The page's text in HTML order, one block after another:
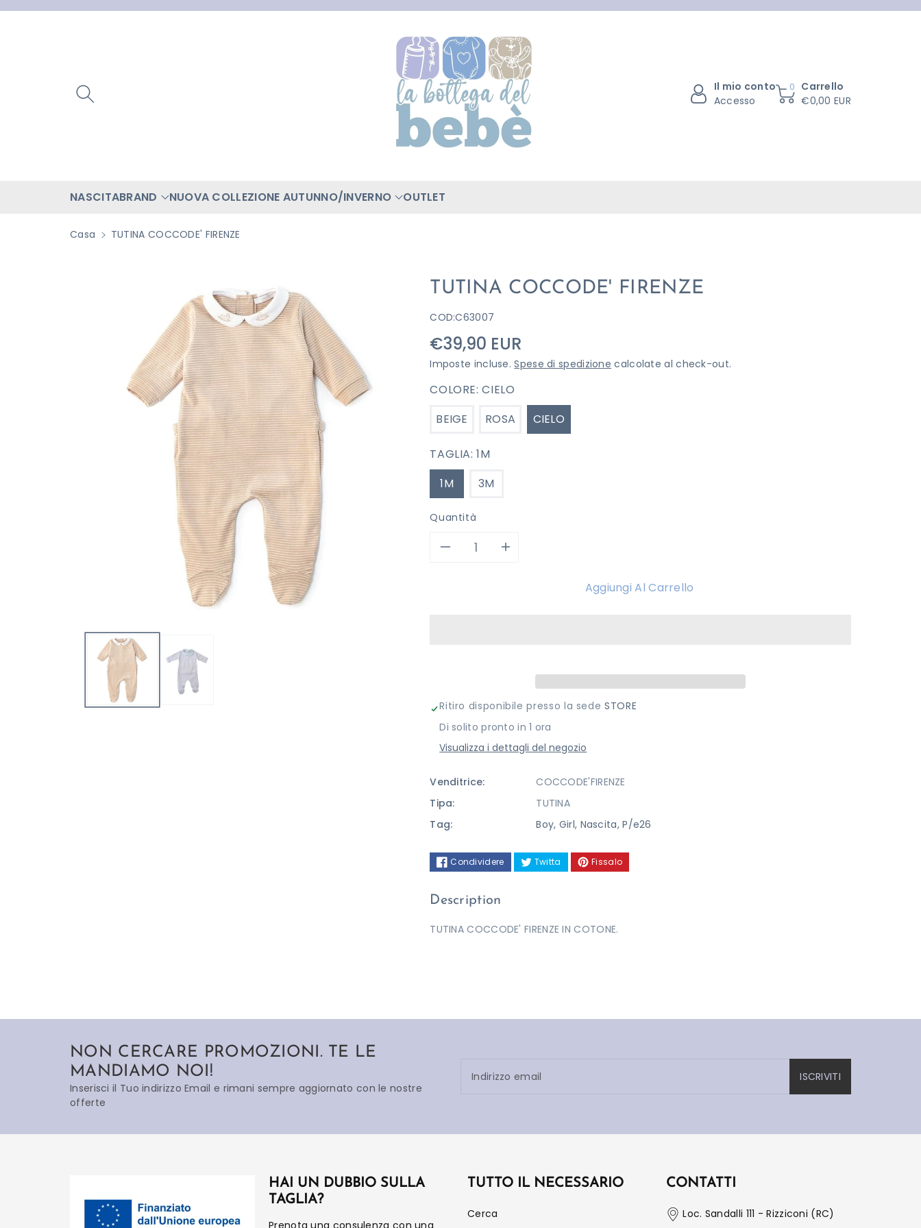
Il mio conto
Accesso
0
Carrello
€0,00 EUR
NASCITABRAND NUOVA COLLEZIONE AUTUNNO/INVERNO OUTLET
Casa TUTINA COCCODE' FIRENZE
TUTINA COCCODE' FIRENZE
COD:C63007
Prezzo
di
listino
€39,90 EUR
Imposte incluse.Spese di spedizione calcolate al check-out.
COLORE:CIELO
BEIGE
ROSA CIELO
TAGLIA:1M
1M
3M
Quantità
Diminuisci
COCCODE&#39;
FIRENZE
Aumenta
quantità
COCCODE&#39;
FIRENZE
Aggiungi Al Carrello
Ritiro disponibile presso la sedeSTORE
Di solito pronto in 1 ora
Visualizza i dettagli del negozio
Venditrice:
COCCODE'FIRENZE
Tipa:
TUTINA
Tag:
Boy, Girl, Nascita,P/e26
Condividere Twitta Fissalo
Description
TUTINA COCCODE' FIRENZE IN COTONE.
NON CERCARE PROMOZIONI. TE LE
MANDIAMO NOI!
Inserisci il Tuo indirizzo Email e rimani sempre aggiornato con le nostre
offerte
Indirizzo email ISCRIVITI
HAI UN DUBBIO SULLA
TAGLIA?
TUTTO IL NECESSARIO
Cerca
CONTATTI
Loc. Sandalli 111 - Rizziconi (RC)